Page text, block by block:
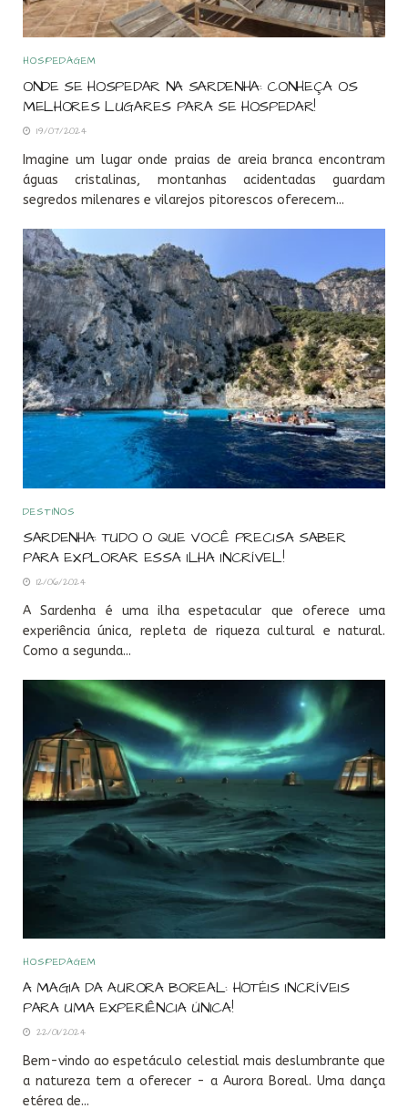
HOSPEDAGEM
ONDE SE HOSPEDAR NA SARDENHA: CONHEÇA OS
MELHORES LUGARES PARA SE HOSPEDAR!
19/07/2024
Imagine um lugar onde praias de areia branca encontram
águas cristalinas, montanhas acidentadas guardam
segredos milenares e vilarejos pitorescos oferecem...
DESTINOS
SARDENHA: TUDO O QUE VOCÊ PRECISA SABER
PARA EXPLORAR ESSA ILHA INCRÍVEL!
12/06/2024
A Sardenha é uma ilha espetacular que oferece uma
experiência única, repleta de riqueza cultural e natural.
Como a segunda...
HOSPEDAGEM
A MAGIA DA AURORA BOREAL: HOTÉIS INCRÍVEIS
PARA UMA EXPERIÊNCIA ÚNICA!
22/01/2024
Bem-vindo ao espetáculo celestial mais deslumbrante que
a natureza tem a oferecer - a Aurora Boreal. Uma dança
etérea de...